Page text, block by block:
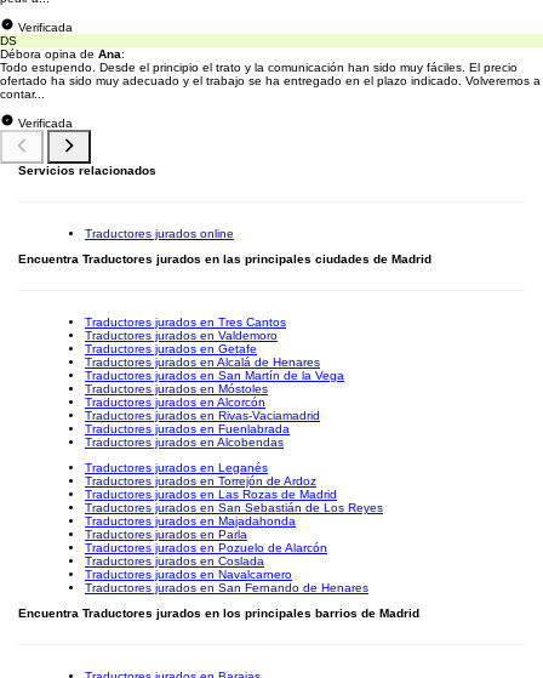
Verificada
DS
Débora opina de Ana:
Todo estupendo. Desde el principio el trato y la comunicación han sido muy fáciles. El precio
ofertado ha sido muy adecuado y el trabajo se ha entregado en el plazo indicado. Volveremos a
contar...
Verificada
Servicios relacionados
Traductores jurados online
Encuentra Traductores jurados en las principales ciudades de Madrid
Traductores jurados en Tres Cantos
Traductores jurados en Valdemoro
Traductores jurados en Getafe
Traductores jurados en Alcalá de Henares
Traductores jurados en San Martín de la Vega
Traductores jurados en Móstoles
Traductores jurados en Alcorcón
Traductores jurados en Rivas-Vaciamadrid
Traductores jurados en Fuenlabrada
Traductores jurados en Alcobendas
Traductores jurados en Leganés
Traductores jurados en Torrejón de Ardoz
Traductores jurados en Las Rozas de Madrid
Traductores jurados en San Sebastián de Los Reyes
Traductores jurados en Majadahonda
Traductores jurados en Parla
Traductores jurados en Pozuelo de Alarcón
Traductores jurados en Coslada
Traductores jurados en Navalcarnero
Traductores jurados en San Fernando de Henares
Encuentra Traductores jurados en los principales barrios de Madrid